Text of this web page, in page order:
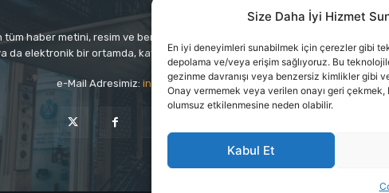
Size Daha İyi Hizmet
En iyi deneyimleri sunabilmek için çerezler gibi
depolama ve/veya erişim sağlıyoruz. Bu
gezinme davranışı veya benzersiz kimlikler gibi
Onay vermemek veya verilen onayı geri
olumsuz etkilenmesine neden olabilir.
Kabul Et
haber metini, resim ve benzeri içeriğin hakları Sigortamedya Yayıncılık
da elektronik bir ortamda, kaynak gösterilse bile izin alınmadan kullanılamaz.
e-Mail Adresimiz: info@sigortamedia.com